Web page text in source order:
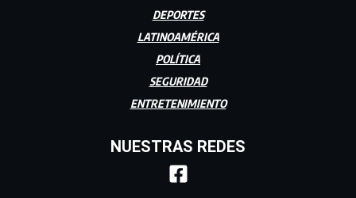
DEPORTES
LATINOAMÉRICA
POLÍTICA
SEGURIDAD
ENTRETENIMIENTO
NUESTRAS REDES